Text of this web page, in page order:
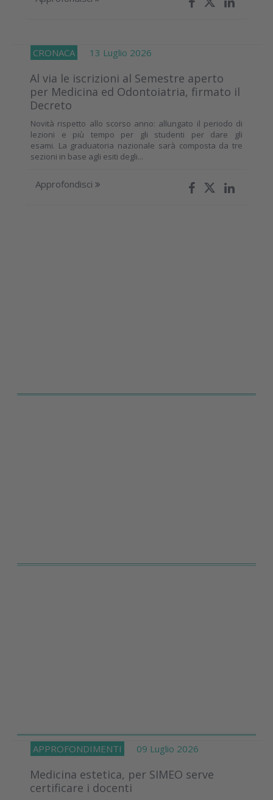
CRONACA 13 Luglio 2026
Al via le iscrizioni al Semestre aperto
per Medicina ed Odontoiatria, firmato il
Decreto
Novità rispetto allo scorso anno: allungato il periodo di
lezioni e più tempo per gli studenti per dare gli
esami. La graduatoria nazionale sarà composta da tre
sezioni in base agli esiti degli...
Approfondisci
APPROFONDIMENTI 09 Luglio 2026
Medicina estetica, per SIMEO serve
certificare i docenti